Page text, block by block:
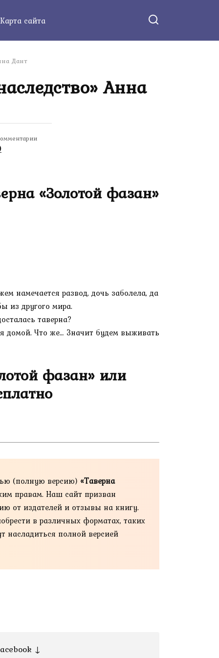
Карта сайта
Дант
Анна
«Золотой фазан»
намечается развод, дочь заболела, да
из другого мира.
таверна?
домой. Что же… Значит будем выживать
фазан» или
(полную версию) «Таверна
правам. Наш сайт призван
от издателей и отзывы на книгу.
в различных форматах, таких
насладиться полной версией
↓